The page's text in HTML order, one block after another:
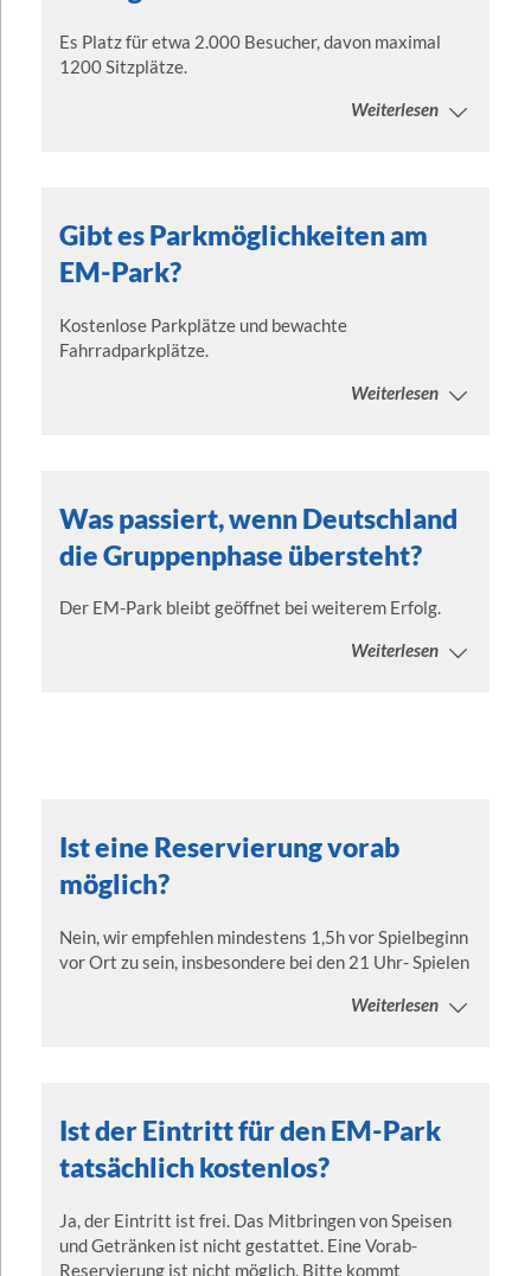
Es Platz für etwa 2.000 Besucher, davon maximal
1200 Sitzplätze.
Weiterlesen
Gibt es Parkmöglichkeiten am
EM-Park?
Kostenlose Parkplätze und bewachte
Fahrradparkplätze.
Weiterlesen
Was passiert, wenn Deutschland
die Gruppenphase übersteht?
Der EM-Park bleibt geöffnet bei weiterem Erfolg.
Weiterlesen
Ist eine Reservierung vorab
möglich?
Nein, wir empfehlen mindestens 1,5h vor Spielbeginn
vor Ort zu sein, insbesondere bei den 21 Uhr- Spielen
Weiterlesen
Ist der Eintritt für den EM-Park
tatsächlich kostenlos?
Ja, der Eintritt ist frei. Das Mitbringen von Speisen
und Getränken ist nicht gestattet. Eine Vorab-
Reservierung ist nicht möglich. Bitte kommt